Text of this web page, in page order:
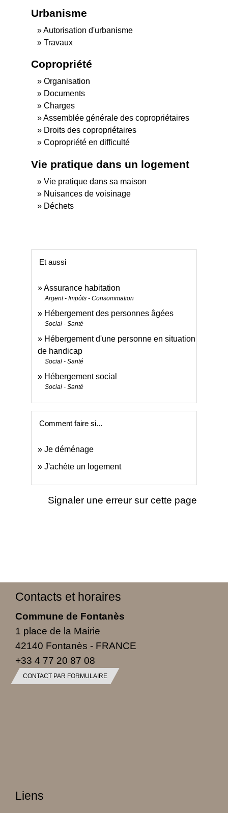
Urbanisme
Autorisation d'urbanisme
Travaux
Copropriété
Organisation
Documents
Charges
Assemblée générale des copropriétaires
Droits des copropriétaires
Copropriété en difficulté
Vie pratique dans un logement
Vie pratique dans sa maison
Nuisances de voisinage
Déchets
Et aussi
Assurance habitation
Argent - Impôts - Consommation
Hébergement des personnes âgées
Social - Santé
Hébergement d'une personne en situation
de handicap
Social - Santé
Hébergement social
Social - Santé
Comment faire si...
Je déménage
J'achète un logement
Signaler une erreur sur cette page
Contacts et horaires
Commune de Fontanès
1 place de la Mairie
42140 Fontanès - FRANCE
+33 4 77 20 87 08
CONTACT PAR FORMULAIRE
Liens